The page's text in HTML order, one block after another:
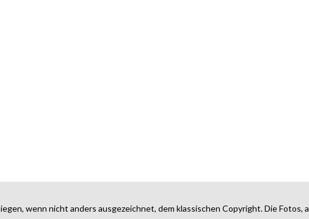
wenn nicht anders ausgezeichnet, dem klassischen Copyright. Die Fotos,